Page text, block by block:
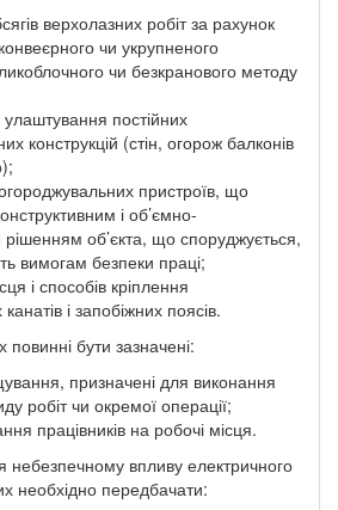
верхолазних робіт за рахунок
чи укрупненого
чи безкранового методу
постійних
конструкцій (стін, огорож балконів
пристроїв, що
і об’ємно-
об’єкта, що споруджується,
вимогам безпеки праці;
і способів кріплення
і запобіжних поясів.
повинні бути зазначені:
призначені для виконання
робіт чи окремої операції;
працівників на робочі місця.
небезпечному впливу електричного
необхідно передбачати: